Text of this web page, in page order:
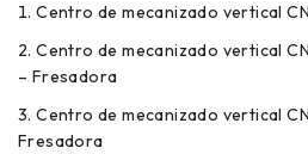
Centro de mecanizado vertical
Centro de mecanizado vertical
– Fresadora
Centro de mecanizado vertical
Fresadora